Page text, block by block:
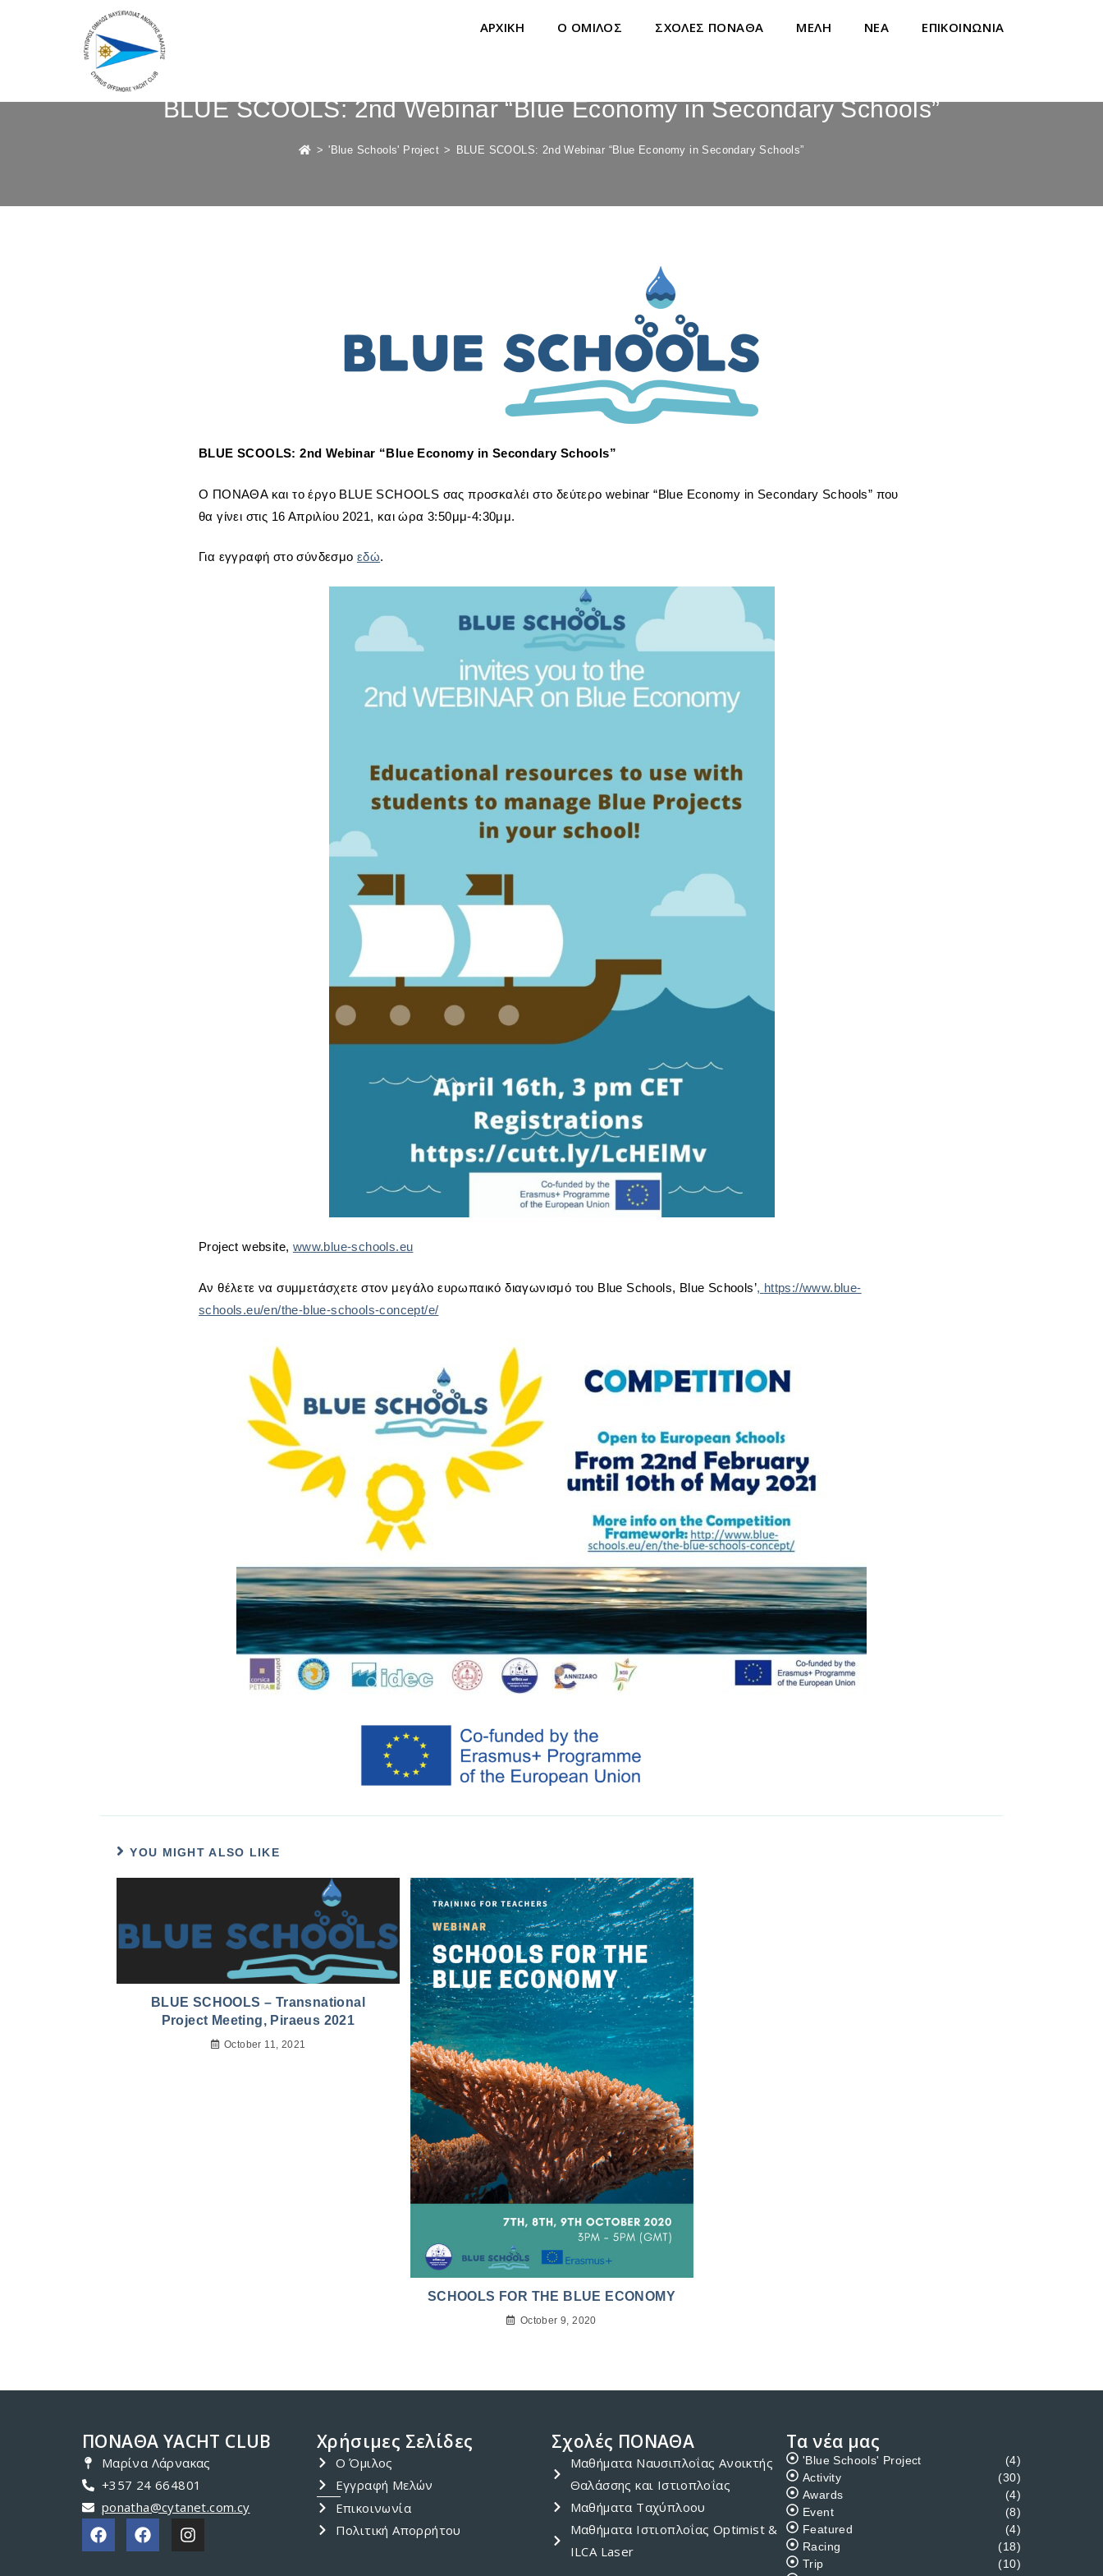
ΑΡΧΙΚΗ Ο ΟΜΙΛΟΣ ΣΧΟΛΕΣ ΠΟΝΑΘΑ ΜΕΛΗ ΝΕΑ ΕΠΙΚΟΙΝΩΝΙΑ
BLUE SCOOLS: 2nd Webinar “Blue Economy in Secondary Schools”
> 'Blue Schools' Project > BLUE SCOOLS: 2nd Webinar “Blue Economy in Secondary Schools”
BLUE SCOOLS: 2nd Webinar “Blue Economy in Secondary Schools”
Ο ΠΟΝΑΘΑ και το έργο BLUE SCHOOLS σας προσκαλέι στο δεύτερο webinar “Blue Economy in Secondary Schools” που
θα γίνει στις 16 Απριλίου 2021, και ώρα 3:50μμ-4:30μμ.
Για εγγραφή στο σύνδεσμο εδώ.
Project website, www.blue-schools.eu
Αν θέλετε να συμμετάσχετε στον μεγάλο ευρωπαικό διαγωνισμό του Blue Schools, Blue Schools’, https://www.blue-
schools.eu/en/the-blue-schools-concept/e/
YOU MIGHT ALSO LIKE
BLUE SCHOOLS – Transnational
Project Meeting, Piraeus 2021
October 11, 2021
SCHOOLS FOR THE BLUE ECONOMY
October 9, 2020
ΠΟΝΑΘΑ YACHT CLUB
Μαρίνα Λάρνακας
+357 24 664801
ponatha@cytanet.com.cy
Χρήσιμες Σελίδες
Ο Όμιλος
Εγγραφή Μελών
Επικοινωνία
Πολιτική Απορρήτου
Σχολές ΠΟΝΑΘΑ
Μαθήματα Ναυσιπλοΐας Ανοικτής
Θαλάσσης και Ιστιοπλοΐας
Μαθήματα Ταχύπλοου
Μαθήματα Ιστιοπλοΐας Optimist &
ILCA Laser
Τα νέα μας
'Blue Schools' Project
(4)
Activity
(30)
Awards
(4)
Event
(8)
Featured
(4)
Racing
(18)
Trip
(10)